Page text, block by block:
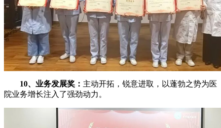
10、业务发展奖： 主动开拓，锐意进取，以蓬勃之势为医
院业务增长注入了强劲动力。